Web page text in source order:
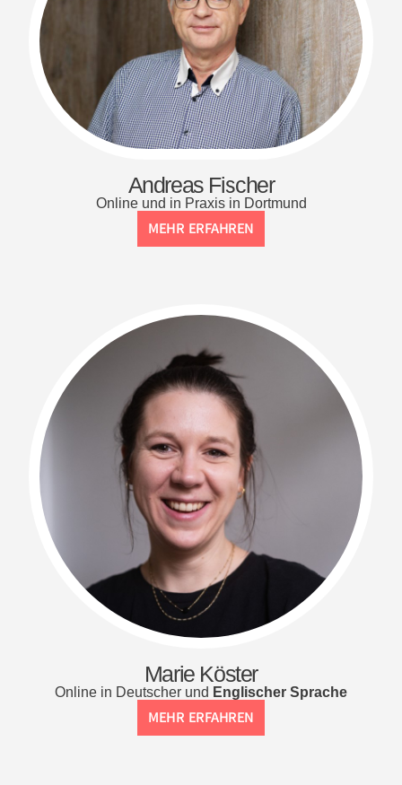
Andreas Fischer
Online und in Praxis in Dortmund
MEHR ERFAHREN
Marie Köster
Online in Deutscher und Englischer Sprache
MEHR ERFAHREN